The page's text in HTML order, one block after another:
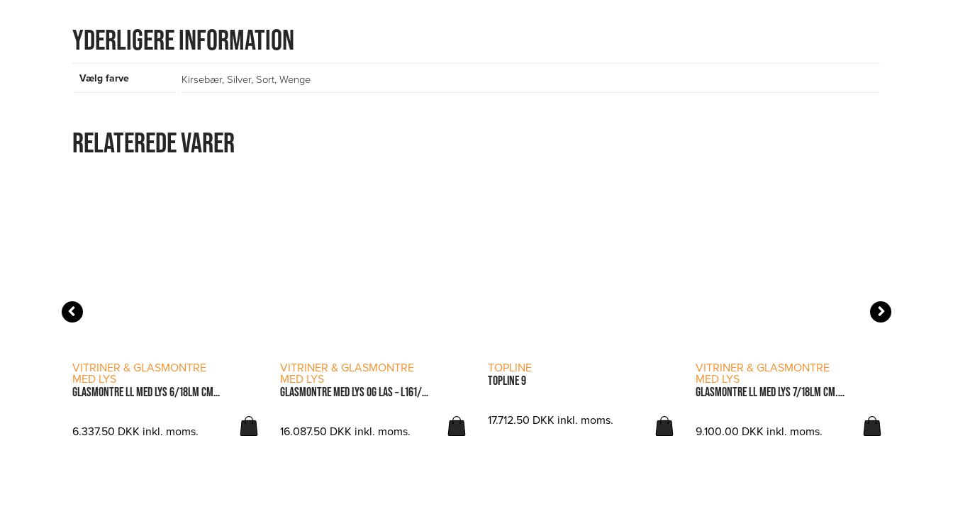
YDERLIGERE INFORMATION
Vælg farve Kirsebær, Silver, Sort, Wenge
RELATEREDE VARER
LÆS MERE
VITRINER & GLASMONTRE
MED LYS
GLASMONTRE LL MED LYS 6/18LM CM. 60X40X181H
6.337.50 DKK inkl. moms.
LÆS MERE
VITRINER & GLASMONTRE
MED LYS
GLASMONTRE MED LYS OG LÅS – L161/C3 CM. 182X46X188H.
16.087.50 DKK inkl. moms.
TOPLINE
TOPLINE 9
17.712.50 DKK inkl. moms.
LÆS MERE
VITRINER & GLASMONTRE
MED LYS
GLASMONTRE LL MED LYS 7/18LM CM. 68X68X181H
9.100.00 DKK inkl. moms.